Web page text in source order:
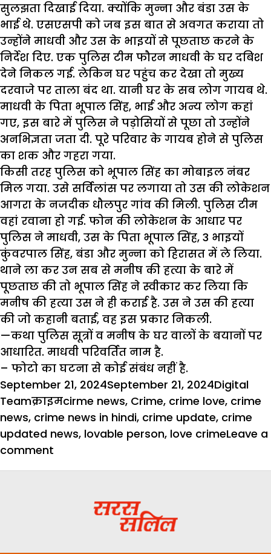
सुलझता दिखाई दिया. क्योंकि मुन्ना और बंडा उस के
भाई थे. एसएसपी को जब इस बात से अवगत कराया तो
उन्होंने माधवी और उस के भाइयों से पूछताछ करने के
निर्देश दिए. एक पुलिस टीम फौरन माधवी के घर दबिश
देने निकल गई. लेकिन घर पहुंच कर देखा तो मुख्य
दरवाजे पर ताला बंद था. यानी घर के सब लोग गायब थे.
माधवी के पिता भूपाल सिंह, भाई और अन्य लोग कहां
गए, इस बारे में पुलिस ने पड़ोसियों से पूछा तो उन्होंने
अनभिज्ञता जता दी. पूरे परिवार के गायब होने से पुलिस
का शक और गहरा गया.
किसी तरह पुलिस को भूपाल सिंह का मोबाइल नंबर
मिल गया. उसे सर्विलांस पर लगाया तो उस की लोकेशन
आगरा के नजदीक धौलपुर गांव की मिली. पुलिस टीम
वहां रवाना हो गई. फोन की लोकेशन के आधार पर
पुलिस ने माधवी, उस के पिता भूपाल सिंह, 3 भाइयों
कुंवरपाल सिंह, बंडा और मुन्ना को हिरासत में ले लिया.
थाने ला कर उन सब से मनीष की हत्या के बारे में
पूछताछ की तो भूपाल सिंह ने स्वीकार कर लिया कि
मनीष की हत्या उस ने ही कराई है. उस ने उस की हत्या
की जो कहानी बताई, वह इस प्रकार निकली.
—कथा पुलिस सूत्रों व मनीष के घर वालों के बयानों पर
आधारित. माधवी परिवर्तित नाम है.
– फोटो का घटना से कोई संबंध नहीं है.
Posted
on
September 21, 2024September 21, 2024Author
Digital
TeamCategories
क्राइमTags
cirme news, Crime, crime love, crime
news, crime news in hindi, crime update, crime
updated news, lovable person, love crimeLeave a
comment